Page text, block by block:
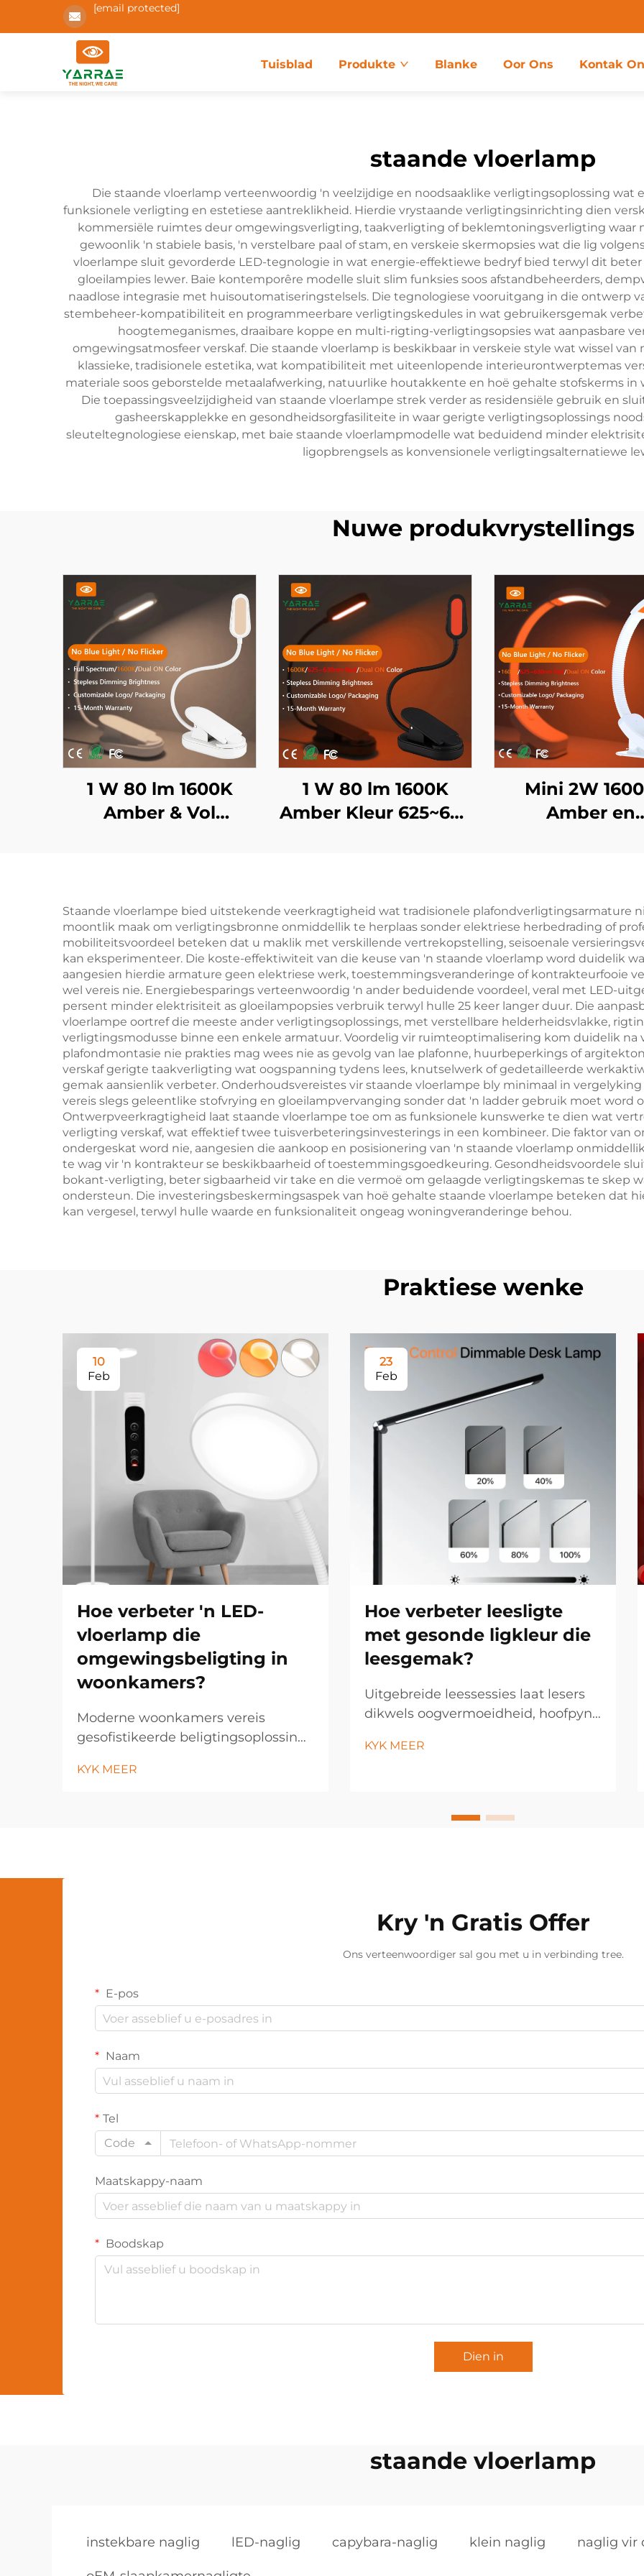
[email protected]
Tuisblad Produkte Blanke Oor Ons Kontak
staande vloerlamp
Die staande vloerlamp verteenwoordig 'n veelzijdige en noodsaaklike verligtingsoplossing
funksionele verligting en estetiese aantreklikheid. Hierdie vrystaande verligtingsinrichting dien
kommersiële ruimtes deur omgewingsverligting, taakverligting of beklemtoningsverligting waar
gewoonlik 'n stabiele basis, 'n verstelbare paal of stam, en verskeie skermopsies wat die lig
vloerlampe sluit gevorderde LED-tegnologie in wat energie-effektiewe bedryf bied terwyl dit
gloeilampies lewer. Baie kontemporêre modelle sluit slim funksies soos afstandbeheerders,
naadlose integrasie met huisoutomatiseringstelsels. Die tegnologiese vooruitgang in die ontwerp
stembeheer-kompatibiliteit en programmeerbare verligtingskedules in wat gebruikersgemak
hoogtemeganismes, draaibare koppe en multi-rigting-verligtingsopsies wat aanpasbare
omgewingsatmosfeer verskaf. Die staande vloerlamp is beskikbaar in verskeie style wat wissel
klassieke, tradisionele estetika, wat kompatibiliteit met uiteenlopende interieurontwerptemas
materiale soos geborstelde metaalafwerking, natuurlike houtakkente en hoë gehalte stofskerms in
Die toepassingsveelzijdigheid van staande vloerlampe strek verder as residensiële gebruik en
gasheerskapplekke en gesondheidsorgfasiliteite in waar gerigte verligtingsoplossings
sleuteltegnologiese eienskap, met baie staande vloerlampmodelle wat beduidend minder
ligopbrengsels as konvensionele verligtingsalternatiewe
Nuwe produkvrystellings
1 W 80 lm 1600K
Amber & Vol
Boeklig
1 W 80 lm 1600K
Amber Kleur 625~630
Boeklig
Mini 2W
Amber en
Liggaam
Boeklig
Staande vloerlampe bied uitstekende veerkragtigheid wat tradisionele plafondverligtingsarmature
moontlik maak om verligtingsbronne onmiddellik te herplaas sonder elektriese herbedrading of
mobiliteitsvoordeel beteken dat u maklik met verskillende vertrekopstelling, seisoenale
kan eksperimenteer. Die koste-effektiwiteit van die keuse van 'n staande vloerlamp word duidelik
aangesien hierdie armature geen elektriese werk, toestemmingsveranderinge of kontrakteurfooie
wel vereis nie. Energiebesparings verteenwoordig 'n ander beduidende voordeel, veral met LED-
persent minder elektrisiteit as gloeilampopsies verbruik terwyl hulle 25 keer langer duur. Die
vloerlampe oortref die meeste ander verligtingsoplossings, met verstellbare helderheidsvlakke,
verligtingsmodusse binne een enkele armatuur. Voordelig vir ruimteoptimalisering kom duidelik na
plafondmontasie nie prakties mag wees nie as gevolg van lae plafonne, huurbeperkings of
verskaf gerigte taakverligting wat oogspanning tydens lees, knutselwerk of gedetailleerde
gemak aansienlik verbeter. Onderhoudsvereistes vir staande vloerlampe bly minimaal in
vereis slegs geleentlike stofvrying en gloeilampvervanging sonder dat 'n ladder gebruik moet word
Ontwerpveerkragtigheid laat staande vloerlampe toe om as funksionele kunswerke te dien wat
verligting verskaf, wat effektief twee tuisverbeteringsinvesterings in een kombineer. Die faktor van
ondergeskat word nie, aangesien die aankoop en posisionering van 'n staande vloerlamp
te wag vir 'n kontrakteur se beskikbaarheid of toestemmingsgoedkeuring. Gesondheidsvoordele
bokant-verligting, beter sigbaarheid vir take en die vermoë om gelaagde verligtingskemas te skep
ondersteun. Die investeringsbeskermingsaspek van hoë gehalte staande vloerlampe beteken dat
kan vergesel, terwyl hulle waarde en funksionaliteit ongeag woningveranderinge behou.
Praktiese wenke
10
Feb
Hoe verbeter 'n LED-
vloerlamp die
omgewingsbeligting in
woonkamers?
Moderne woonkamers vereis
gesofistikeerde beligtingsoplossings
estetiese aantreklikheid verbeter. 'n
KYK MEER
23
Feb
Hoe verbeter leesligte
met gesonde ligkleur die
leesgemak?
Uitgebreide leessessies laat lesers
dikwels oogvermoeidheid, hoofpyn
hulle onder ongeskikte
KYK MEER
Kry 'n Gratis Offer
Ons verteenwoordiger sal gou met u in verbinding tree.
E-pos
Naam
Tel
Code
Maatskappy-naam
Boodskap
Dien in
staande vloerlamp
instekbare naglig lED-naglig capybara-naglig klein naglig naglig vir